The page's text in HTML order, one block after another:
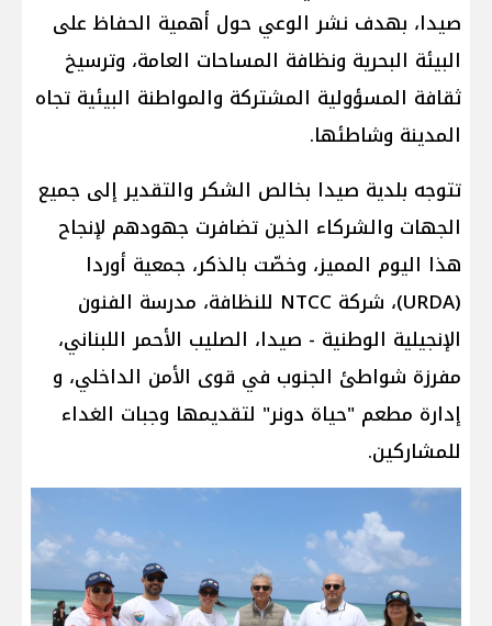
صيدا، بهدف نشر الوعي حول أهمية الحفاظ على
البيئة البحرية ونظافة المساحات العامة، وترسيخ
ثقافة المسؤولية المشتركة والمواطنة البيئية تجاه
المدينة وشاطئها.
​تتوجه بلدية صيدا بخالص الشكر والتقدير إلى جميع
الجهات والشركاء الذين تضافرت جهودهم لإنجاح
هذا اليوم المميز، وخصّت بالذكر، ​جمعية أوردا
(URDA)، ​شركة NTCC للنظافة، ​مدرسة الفنون
الإنجيلية الوطنية - صيدا، الصليب الأحمر اللبناني، ​
مفرزة شواطئ الجنوب في قوى الأمن الداخلي، و​
إدارة مطعم "حياة دونر" لتقديمها وجبات الغداء
للمشاركين.